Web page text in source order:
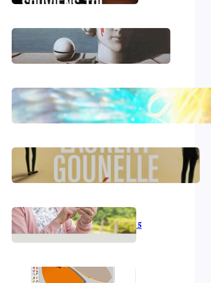
Le génocide vendéen
Le livre d’Hénoch
Le réveil – Laurent Gounelle
L’informatique en 2015